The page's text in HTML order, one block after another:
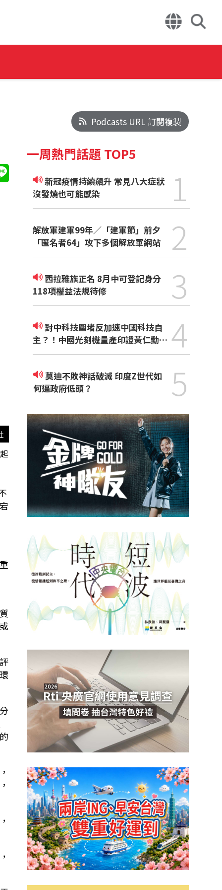
Podcasts URL 訂閱複製
一周熱門話題 TOP5
新冠疫情持續飆升 常見八大症狀
沒發燒也可能感染
1
解放軍建軍99年／「建軍節」前夕
「匿名者64」攻下多個解放軍網站
2
118項權益法規待修
3
對中科技圍堵反加速中國科技自
主？！中國光刻機量產印證黃仁勳觀
點
4
莫迪不敗神話破滅 印度Z世代如
何逼政府低頭？
5